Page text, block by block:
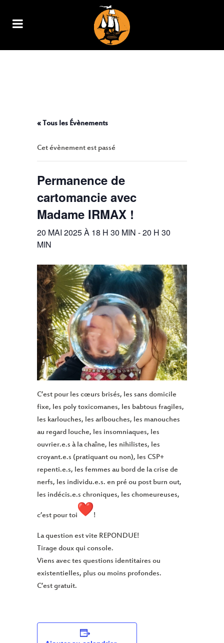
« Tous les Évènements
Cet évènement est passé
Permanence de
cartomancie avec
Madame IRMAX !
20 MAI 2025 À 18 H 30 MIN -20 H 30
MIN
C’est pour les cœurs brisés, les sans domicile
fixe, les poly toxicomanes, les babtous fragiles,
les karlouches, les arlbouches, les manouches
au regard louche, les insomniaques, les
ouvrier.e.s à la chaîne, les nihilistes, les
croyant.e.s (pratiquant ou non), les CSP+
repenti.e.s, les femmes au bord de la crise de
nerfs, les individu.e.s. en pré ou post burn out,
les indécis.e.s chroniques, les chomeureuses,
c’est pour toi !
La question est vite REPONDUE!
Tirage doux qui console.
Viens avec tes questions identitaires ou
existentielles, plus ou moins profondes.
C’est gratuit.